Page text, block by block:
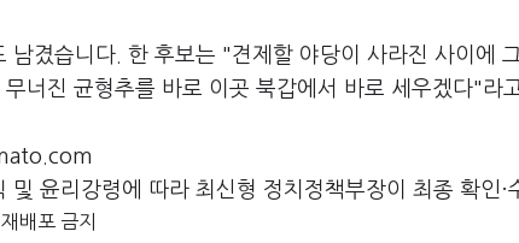
남겼습니다. 한 후보는 "견제할 야당이 사라진 사이에
너진 균형추를 바로 이곳 북갑에서 바로 세우겠다"라
및 윤리강령에 따라 최신형 정치정책부장이 최종 확인·
배포 금지